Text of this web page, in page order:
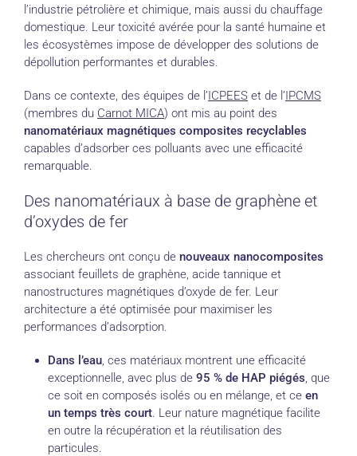
l’industrie pétrolière et chimique, mais aussi du chauffage
domestique. Leur toxicité avérée pour la santé humaine et
les écosystèmes impose de développer des solutions de
dépollution performantes et durables.
Dans ce contexte, des équipes de l’ICPEES et de l’IPCMS
(membres du Carnot MICA) ont mis au point des
nanomatériaux magnétiques composites recyclables
capables d’adsorber ces polluants avec une efficacité
remarquable.
Des nanomatériaux à base de graphène et
d’oxydes de fer
Les chercheurs ont conçu de nouveaux nanocomposites
associant feuillets de graphène, acide tannique et
nanostructures magnétiques d’oxyde de fer. Leur
architecture a été optimisée pour maximiser les
performances d’adsorption.
Dans l’eau, ces matériaux montrent une efficacité
exceptionnelle, avec plus de 95 % de HAP piégés, que
ce soit en composés isolés ou en mélange, et ce en
un temps très court. Leur nature magnétique facilite
en outre la récupération et la réutilisation des
particules.